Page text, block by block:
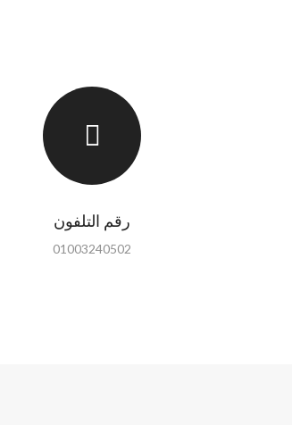
رقم التلفون
01003240502